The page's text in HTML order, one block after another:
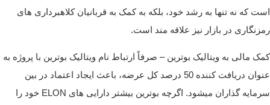
است که نه تنها به رشد خود، بلکه به کمک به قربانیان کلاهبرداری های
رمزنگاری در بازار نیز علاقه مند است.
کمک مالی به ویتالیک بوترین – صرفاً ارتباط نام ویتالیک بوترین با پروژه به
عنوان دریافت کننده 50 درصد کل عرضه، باعث ایجاد اعتماد در بین
سرمایه گذاران میشود. اگرچه بوترین بیشتر دارایی های ELON خود را